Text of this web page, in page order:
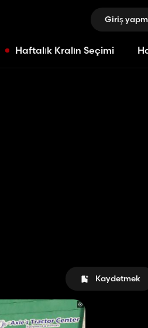
Giriş
Haftalık Kralın Seçimi
Kaydetmek